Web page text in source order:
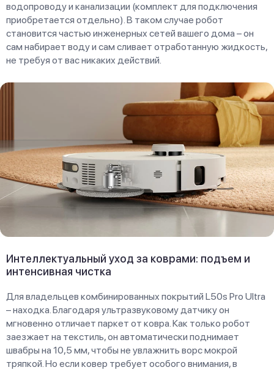
водопроводу и канализации (комплект для подключения
приобретается отдельно). В таком случае робот
становится частью инженерных сетей вашего дома – он
сам набирает воду и сам сливает отработанную жидкость,
не требуя от вас никаких действий.
Интеллектуальный уход за коврами: подъем и
интенсивная чистка
Для владельцев комбинированных покрытий L50s Pro Ultra
– находка. Благодаря ультразвуковому датчику он
мгновенно отличает паркет от ковра. Как только робот
заезжает на текстиль, он автоматически поднимает
швабры на 10,5 мм, чтобы не увлажнить ворс мокрой
тряпкой. Но если ковер требует особого внимания, в